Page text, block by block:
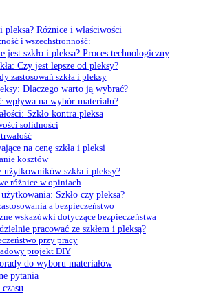
pleksa? Różnice i właściwości
i wszechstronność:
jest szkło i pleksa? Proces technologiczny
Czy jest lepsze od pleksy?
zastosowań szkła i pleksy
Dlaczego warto ją wybrać?
wpływa na wybór materiału?
Szkło kontra pleksa
solidności
na cenę szkła i pleksi
kosztów
użytkowników szkła i pleksy?
różnice w opiniach
Szkło czy pleksa?
a bezpieczeństwo
wskazówki dotyczące bezpieczeństwa
pracować ze szkłem i pleksą?
przy pracy
projekt DIY
do wyboru materiałów
pytania